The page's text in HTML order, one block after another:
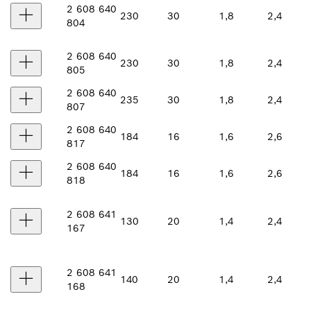
2 608 640
804
230 30 1,8 2,4
2 608 640
805
230 30 1,8 2,4
2 608 640
807
235 30 1,8 2,4
2 608 640
817
184 16 1,6 2,6
2 608 640
818
184 16 1,6 2,6
2 608 641
167
130 20 1,4 2,4
2 608 641
168
140 20 1,4 2,4